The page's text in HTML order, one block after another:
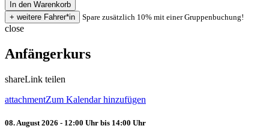
Spare zusätzlich 10% mit einer Gruppenbuchung!
close
Anfängerkurs
shareLink teilen
attachmentZum Kalendar hinzufügen
08. August 2026 - 12:00 Uhr bis 14:00 Uhr